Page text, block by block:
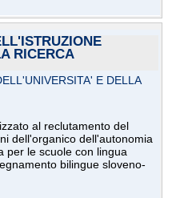
RICERCA
E DELLA
al reclutamento del
dell'organico dell'autonomia
per le scuole con lingua
bilingue sloveno-